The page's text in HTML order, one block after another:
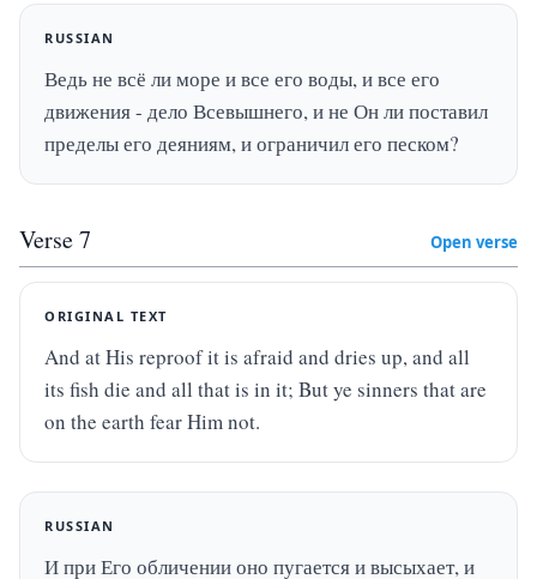
RUSSIAN
Ведь не всё ли море и все его воды, и все его
движения - дело Всевышнего, и не Он ли поставил
пределы его деяниям, и ограничил его песком?
Verse7 Open verse
ORIGINAL TEXT
And at His reproof it is afraid and dries up, and all
its fish die and all that is in it; But ye sinners that are
on the earth fear Him not.
RUSSIAN
И при Его обличении оно пугается и высыхает, и